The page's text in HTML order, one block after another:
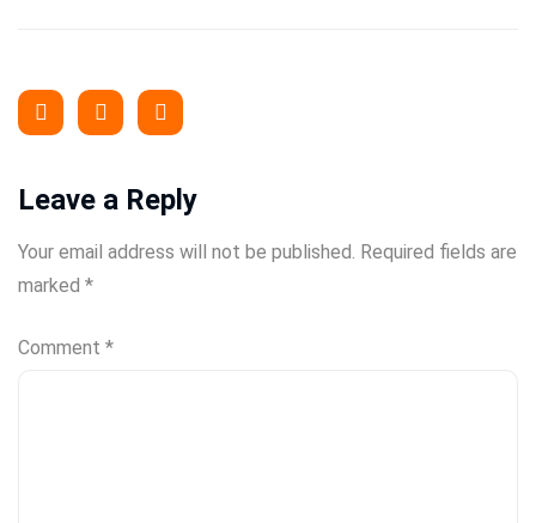
Leave a Reply
Your email address will not be published. Required fields are
marked *
Comment *